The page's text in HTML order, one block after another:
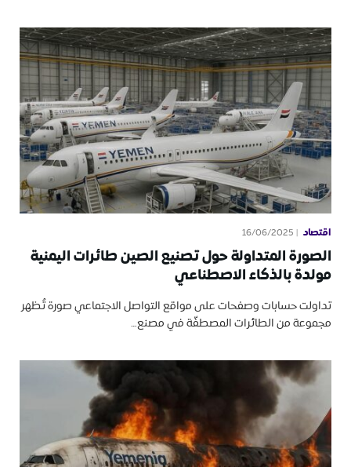
اقتصاد 16/06/2025
الصورة المتداولة حول تصنيع الصين طائرات اليمنية
مولدة بالذكاء الاصطناعي
تداولت حسابات وصفحات على مواقع التواصل الاجتماعي صورة تُظهر
مجموعة من الطائرات المصطفّة في مصنع…